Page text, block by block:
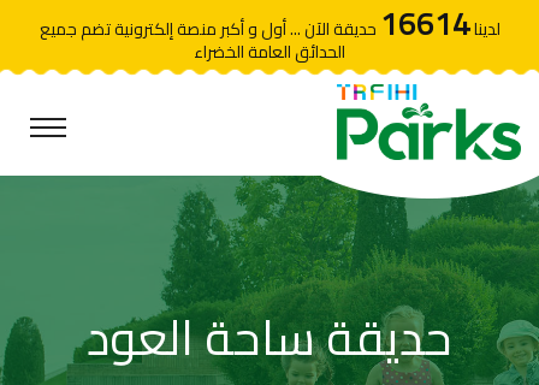
لدينا16614 حديقة الآن ... أول و أكبر منصة إلكترونية تضم جميع
الحدائق العامة الخضراء
حديقة ساحة العود